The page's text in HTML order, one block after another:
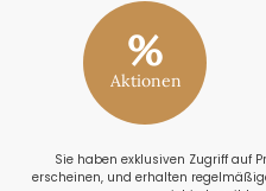
%
Aktionen
Sie haben exklusiven Zugriff auf
erscheinen, und erhalten